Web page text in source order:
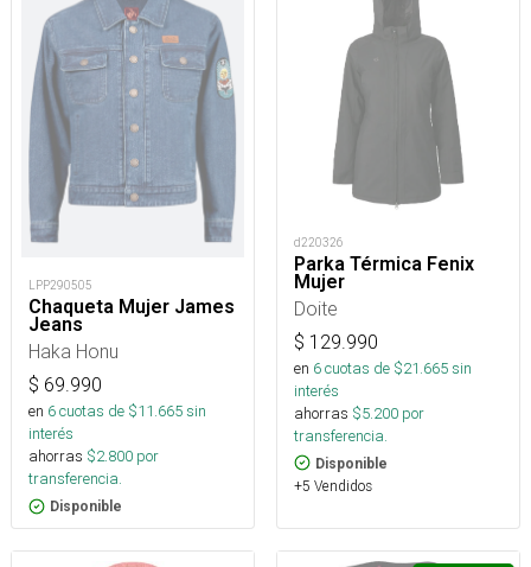
LPP290505
Chaqueta Mujer James
Jeans
Haka Honu
$ 69.990
en 6cuotas de $11.665sin
interés
ahorras $2.800 por
transferencia.
Disponible
d220326
Parka Térmica Fenix
Mujer
Doite
$ 129.990
en 6cuotas de $21.665sin
interés
ahorras $5.200 por
transferencia.
Disponible
+5 Vendidos